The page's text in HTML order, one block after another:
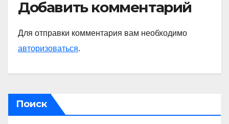
Добавить комментарий
Для отправки комментария вам необходимо
авторизоваться.
Поиск